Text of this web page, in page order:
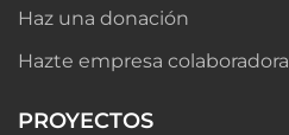
Haz una donación
Hazte empresa colaboradora
PROYECTOS